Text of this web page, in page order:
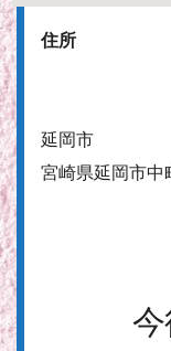
住所
延岡市
宮崎県延岡市中